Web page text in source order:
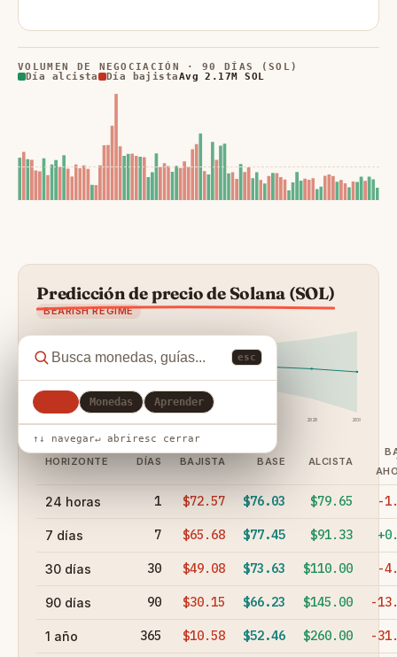
esc
Monedas Aprender
↑↓ navegar↵ abriresc cerrar
VOLUMEN DE NEGOCIACIÓN · 90 DÍAS (SOL)
Día alcista
Día bajistaAvg 2.17M SOL
Predicción de precio de Solana (SOL)
BEARISH REGIME
2028 2030
HORIZONTE DÍAS BAJISTA BASE ALCISTA
24 horas 1 $72.57 $76.03 $79.65 -
7 días 7 $65.68 $77.45 $91.33
30 días 30 $49.08 $73.63 $110.00 -
90 días 90 $30.15 $66.23 $145.00 -
1 año 365 $10.58 $52.46 $260.00 -